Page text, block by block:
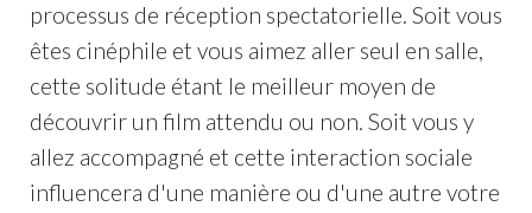
processus de réception spectatorielle. Soit vous
êtes cinéphile et vous aimez aller seul en salle,
cette solitude étant le meilleur moyen de
découvrir un film attendu ou non. Soit vous y
allez accompagné et cette interaction sociale
influencera d'une manière ou d'une autre votre